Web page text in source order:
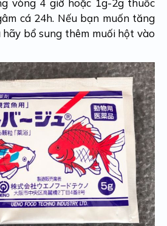
vòng 4 giờ hoặc 1g-2g thuốc
cá 24h. Nếu bạn muốn tăng
bổ sung thêm muối hột vào